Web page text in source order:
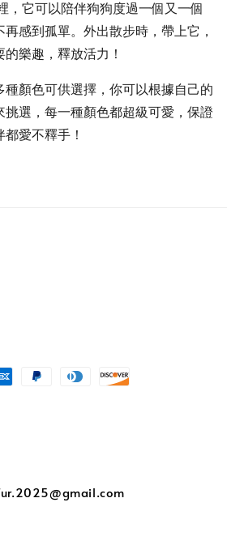
，它可以陪伴狗狗度過一個又一個
感到孤單。外出散步時，帶上它，
樂趣，釋放活力！
種顏色可供選擇，你可以根據自己的
挑選，每一種顏色都超級可愛，保證
愛不釋手！